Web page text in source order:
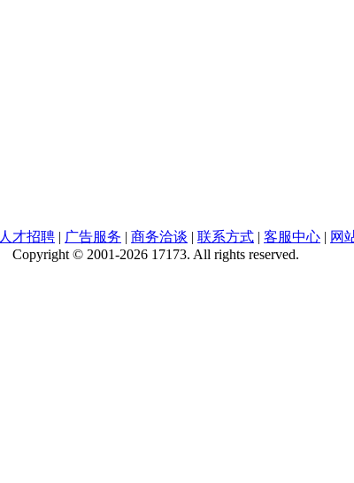
人才招聘 | 广告服务 | 商务洽谈 | 联系方式 | 客服中心 | 网
Copyright © 2001-2026 17173. All rights reserved.